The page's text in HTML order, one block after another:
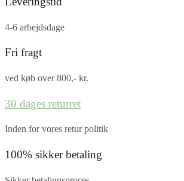
4-6 arbejdsdage
Fri fragt
ved køb over 800,- kr.
30 dages returret
Inden for vores retur politik
100% sikker betaling